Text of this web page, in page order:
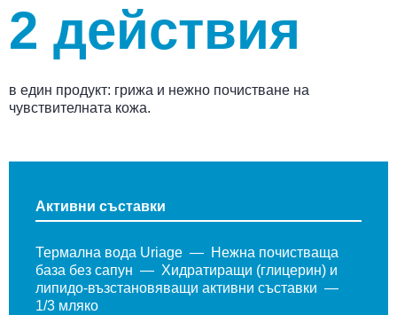
2 действия
в един продукт: грижа и нежно почистване на
чувствителната кожа.
Активни съставки
Термална вода Uriage
Нежна почистваща
база без сапун
Хидратиращи (глицерин) и
липидо-възстановяващи активни съставки
1/3 мляко